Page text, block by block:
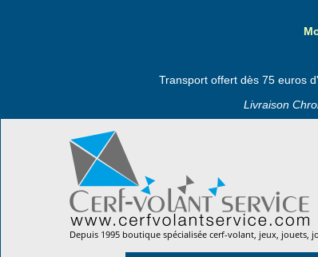
Transport offert dès 75 euros
Livraison
Depuis 1995 boutique spécialisée cerf-volant, jeux, jouets,